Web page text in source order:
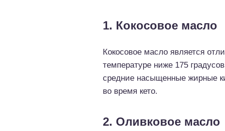
1. Кокосовое масло
Кокосовое масло является
температуре ниже 175
средние насыщенные жирные
во время кето.
2. Оливковое масло